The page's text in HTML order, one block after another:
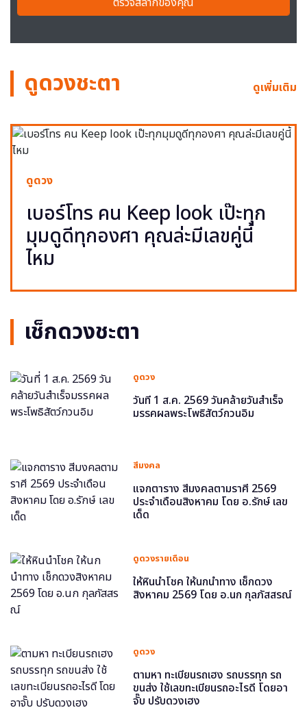
ดูดวงชะตา ดูเพิ่มเติม
ดูดวง
เบอร์โทร คน Keep look เป๊ะทุก
มุมดูดีทุกองศา คุณล่ะมีเลขคู่นี้
ไหม
เช็กดวงชะตา
ดูดวง
วันที่ 1 ส.ค. 2569 วันคล้ายวันสำเร็จ
มรรคผลพระโพธิสัตว์กวนอิม
สีมงคล
แจกตาราง สีมงคลตามราศี 2569
ประจำเดือนสิงหาคม โดย อ.รักษ์ เลข
เด็ด
ดูดวงรายเดือน
ให้หินนำโชค ให้นกนำทาง เช็กดวง
สิงหาคม 2569 โดย อ.นก กุลภัสสรณ์
ดูดวง
ตามหา ทะเบียนรถเฮง รถบรรทุก รถ
ขนส่ง ใช้เลขทะเบียนรถอะไรดี โดยอา
จั๊บ ปรับดวงเฮง